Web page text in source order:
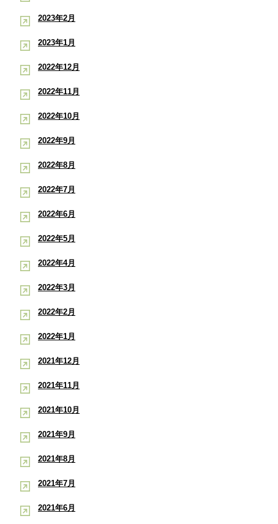
2023年2月
2023年1月
2022年12月
2022年11月
2022年10月
2022年9月
2022年8月
2022年7月
2022年6月
2022年5月
2022年4月
2022年3月
2022年2月
2022年1月
2021年12月
2021年11月
2021年10月
2021年9月
2021年8月
2021年7月
2021年6月